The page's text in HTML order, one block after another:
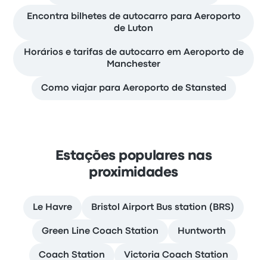
Encontra bilhetes de autocarro para Aeroporto
de Luton
Horários e tarifas de autocarro em Aeroporto de
Manchester
Como viajar para Aeroporto de Stansted
Estações populares nas
proximidades
Le Havre Bristol Airport Bus station (BRS)
Green Line Coach Station Huntworth
Coach Station Victoria Coach Station